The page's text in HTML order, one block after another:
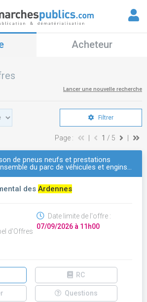
Acheteur
Lancer une nouvelle recherche
Filtrer
Page : 1 / 5
de pneus neufs et prestations
du parc de véhicules et engins…
des Ardennes
d'Offres
Date limite de l'offre :
07/09/2026 à 11h00
RC
Questions